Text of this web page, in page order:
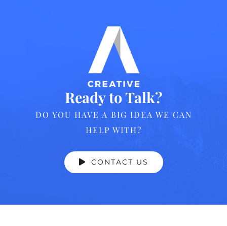
Ready to Talk?
DO YOU HAVE A BIG IDEA WE CAN
HELP WITH?
CONTACT US